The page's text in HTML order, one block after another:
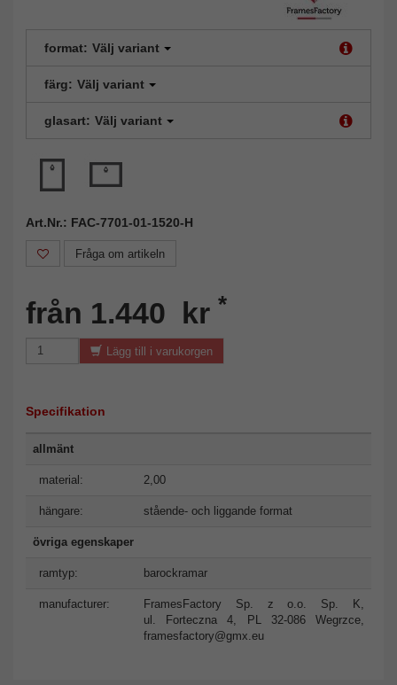
format: Välj variant
färg: Välj variant
glasart: Välj variant
Art.Nr.: FAC-7701-01-1520-H
Fråga om artikeln
från 1.440 kr *
Lägg till i varukorgen
Specifikation
allmänt
material: 2,00
hängare: stående- och liggande format
övriga egenskaper
ramtyp: barockramar
manufacturer:
FramesFactory Sp. z o.o. Sp. K,
ul. Forteczna 4, PL 32-086 Wegrzce,
framesfactory@gmx.eu